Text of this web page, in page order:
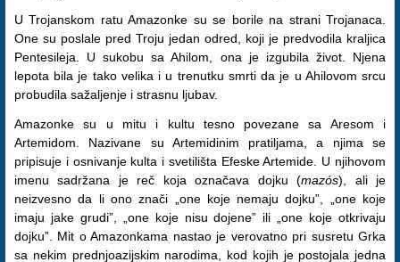
U Trojanskom ratu Amazonke su se borile na strani Trojanaca.
One su poslale pred Troju jedan odred, koji je predvodila kraljica
Pentesileja. U sukobu sa Ahilom, ona je izgubila život. Njena
lepota bila je tako velika i u trenutku smrti da je u Ahilovom srcu
probudila sažaljenje i strasnu ljubav.
Amazonke su u mitu i kultu tesno povezane sa Aresom i
Artemidom. Nazivane su Artemidinim pratiljama, a njima se
pripisuje i osnivanje kulta i svetilišta Efeske Artemide. U njihovom
imenu sadržana je reč koja označava dojku (mazós), ali je
neizvesno da li ono znači „one koje nemaju dojku”, „one koje
imaju jake grudi”, „one koje nisu dojene” ili „one koje otkrivaju
dojku”. Mit o Amazonkama nastao je verovatno pri susretu Grka
sa nekim prednjoazijskim narodima, kod kojih je postojala jedna